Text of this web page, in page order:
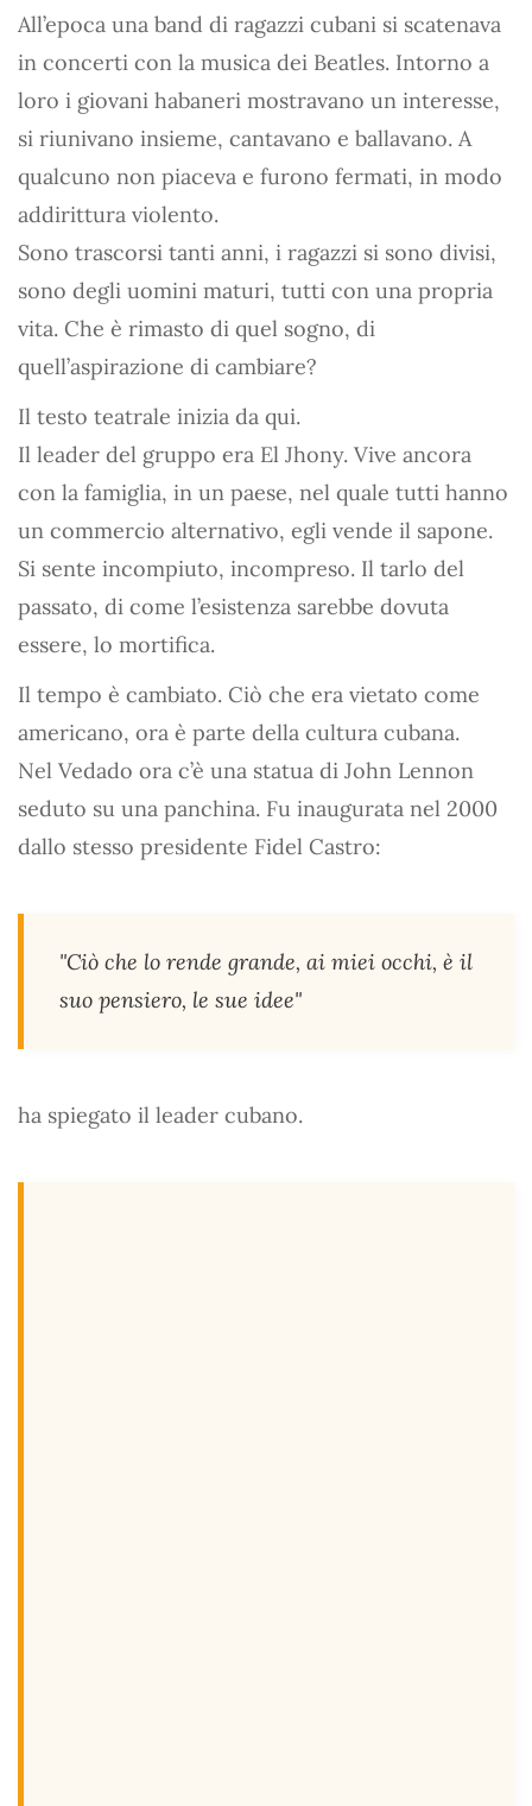
All’epoca una band di ragazzi cubani si scatenava
in concerti con la musica dei Beatles. Intorno a
loro i giovani habaneri mostravano un interesse,
si riunivano insieme, cantavano e ballavano. A
qualcuno non piaceva e furono fermati, in modo
addirittura violento.
Sono trascorsi tanti anni, i ragazzi si sono divisi,
sono degli uomini maturi, tutti con una propria
vita. Che è rimasto di quel sogno, di
quell’aspirazione di cambiare?
Il testo teatrale inizia da qui.
Il leader del gruppo era El Jhony. Vive ancora
con la famiglia, in un paese, nel quale tutti hanno
un commercio alternativo, egli vende il sapone.
Si sente incompiuto, incompreso. Il tarlo del
passato, di come l’esistenza sarebbe dovuta
essere, lo mortifica.
Il tempo è cambiato. Ciò che era vietato come
americano, ora è parte della cultura cubana.
Nel Vedado ora c’è una statua di John Lennon
seduto su una panchina. Fu inaugurata nel 2000
dallo stesso presidente Fidel Castro:
"Ciò che lo rende grande, ai miei occhi, è il
suo pensiero, le sue idee"
ha spiegato il leader cubano.